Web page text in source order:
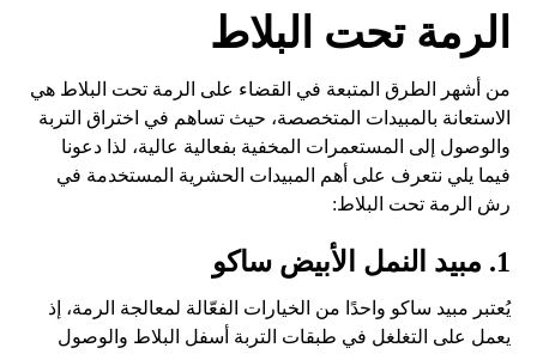
الرمة تحت البلاط
من أشهر الطرق المتبعة في القضاء على الرمة تحت البلاط هي
الاستعانة بالمبيدات المتخصصة، حيث تساهم في اختراق التربة
والوصول إلى المستعمرات المخفية بفعالية عالية، لذا دعونا
فيما يلي نتعرف على أهم المبيدات الحشرية المستخدمة في
رش الرمة تحت البلاط:
1. مبيد النمل الأبيض ساكو
يُعتبر مبيد ساكو واحدًا من الخيارات الفعّالة لمعالجة الرمة، إذ
يعمل على التغلغل في طبقات التربة أسفل البلاط والوصول